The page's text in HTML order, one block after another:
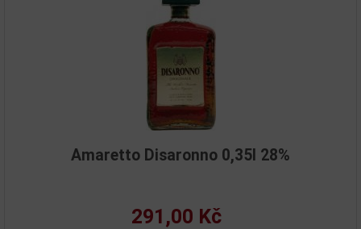
Amaretto Disaronno 0,35l 28%
291,00 Kč